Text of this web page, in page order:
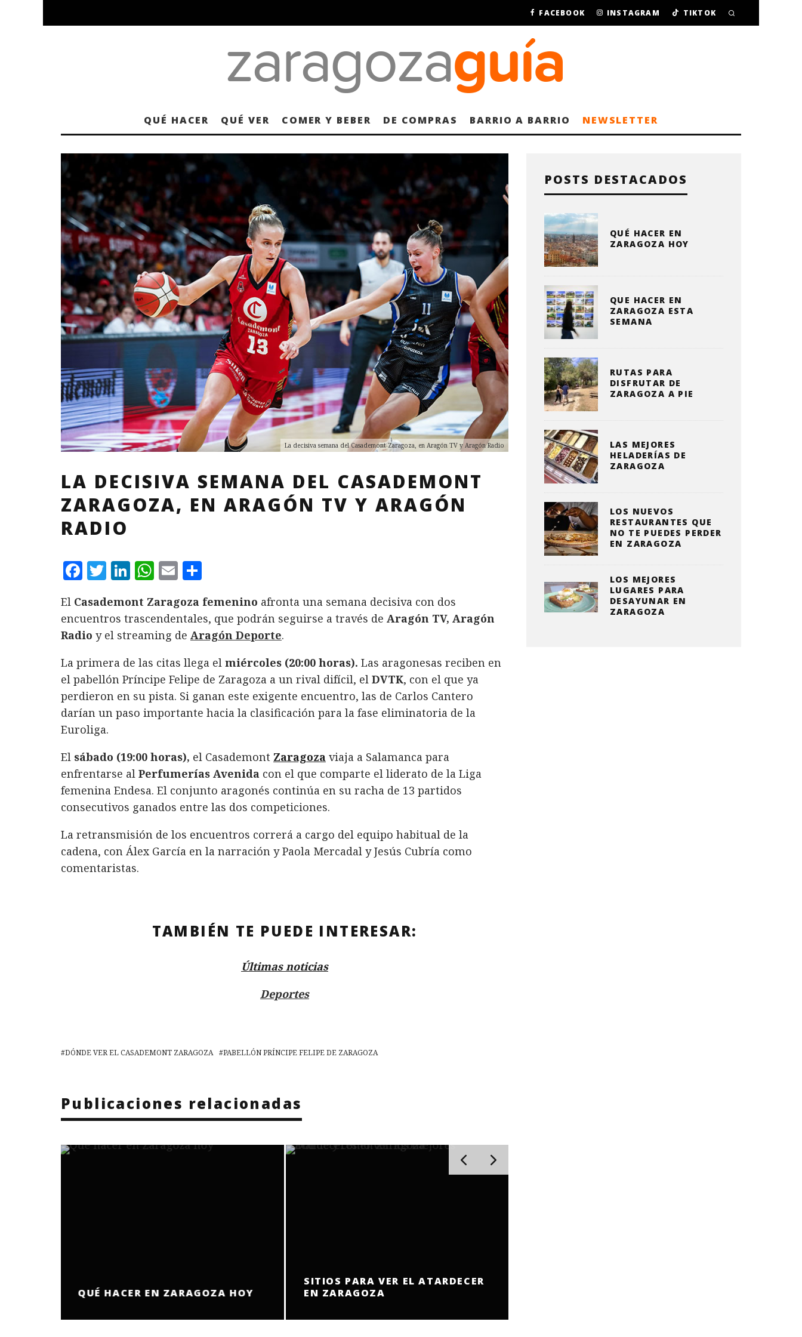
FACEBOOK INSTAGRAM TIKTOK
QUÉ HACER QUÉ VER COMER Y BEBER DE COMPRAS BARRIO A BARRIO NEWSLETTER
La decisiva semana del Casademont Zaragoza, en Aragón TV y Aragón Radio
LA DECISIVA SEMANA DEL CASADEMONT
ZARAGOZA, EN ARAGÓN TV Y ARAGÓN
RADIO
F
c
e
b
o
o
k
T
it
te
r
L
n
k
e
d
I
n
W
at
s
A
p
p
E
ai
l
m
p
a
rt
ir
El Casademont Zaragoza femenino afronta una semana decisiva con dos
encuentros trascendentales, que podrán seguirse a través de Aragón TV, Aragón
Radio y el streaming de Aragón Deporte.
La primera de las citas llega el miércoles (20:00 horas). Las aragonesas reciben en
el pabellón Príncipe Felipe de Zaragoza a un rival difícil, el DVTK, con el que ya
perdieron en su pista. Si ganan este exigente encuentro, las de Carlos Cantero
darían un paso importante hacia la clasificación para la fase eliminatoria de la
Euroliga.
El sábado (19:00 horas), el Casademont Zaragoza viaja a Salamanca para
enfrentarse al Perfumerías Avenida con el que comparte el liderato de la Liga
femenina Endesa. El conjunto aragonés continúa en su racha de 13 partidos
consecutivos ganados entre las dos competiciones.
La retransmisión de los encuentros correrá a cargo del equipo habitual de la
cadena, con Álex García en la narración y Paola Mercadal y Jesús Cubría como
comentaristas.
TAMBIÉN TE PUEDE INTERESAR:
Últimas noticias
Deportes
DÓNDE VER EL CASADEMONT ZARAGOZA PABELLÓN PRÍNCIPE FELIPE DE ZARAGOZA
Publicaciones relacionadas
QUÉ HACER EN ZARAGOZA HOY
SITIOS PARA VER EL ATARDECER
EN ZARAGOZA
POSTS DESTACADOS
QUÉ HACER EN
ZARAGOZA HOY
QUE HACER EN
ZARAGOZA ESTA
SEMANA
RUTAS PARA
DISFRUTAR DE
ZARAGOZA A PIE
LAS MEJORES
HELADERÍAS DE
ZARAGOZA
LOS NUEVOS
RESTAURANTES QUE
NO TE PUEDES PERDER
EN ZARAGOZA
LOS MEJORES
LUGARES PARA
DESAYUNAR EN
ZARAGOZA